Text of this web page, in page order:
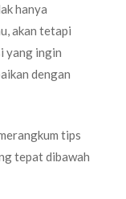
hanya
akan tetapi
yang ingin
dengan
tips
tepat dibawah